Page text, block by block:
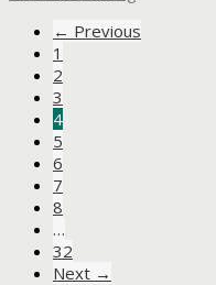
← Previous
1
2
3
4
5
6
7
8
…
32
Next →